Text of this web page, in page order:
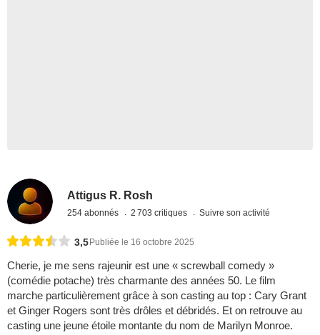
Attigus R. Rosh
254 abonnés 2 703 critiques Suivre son activité
3,5 Publiée le 16 octobre 2025
Cherie, je me sens rajeunir est une « screwball comedy »
(comédie potache) très charmante des années 50. Le film
marche particulièrement grâce à son casting au top : Cary Grant
et Ginger Rogers sont très drôles et débridés. Et on retrouve au
casting une jeune étoile montante du nom de Marilyn Monroe.